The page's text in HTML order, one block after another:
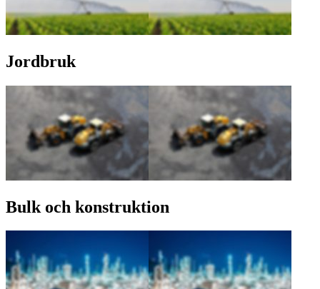
Jordbruk
Bulk och konstruktion